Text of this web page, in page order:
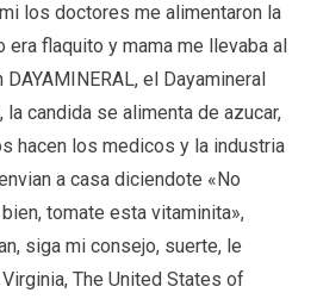
los doctores me alimentaron la
era flaquito y mama me llevaba al
el Dayamineral
candida se alimenta de azucar,
hacen los medicos y la industria
a casa diciendote «No
tomate esta vitaminita»,
siga mi consejo, suerte, le
The United States of